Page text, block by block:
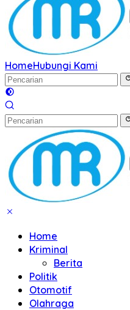
HomeHubungi Kami
Home
Kriminal
Berita
Politik
Otomotif
Olahraga